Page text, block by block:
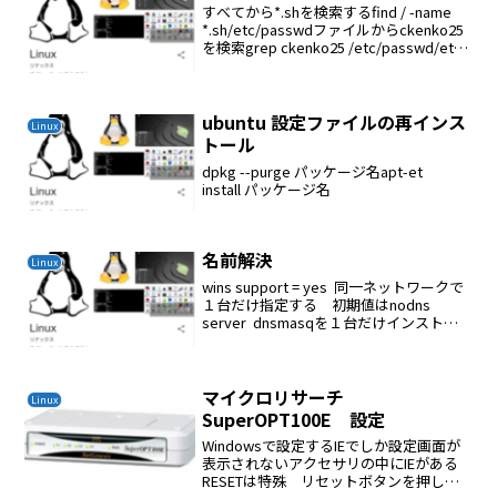
すべてから*.shを検索するfind / -name
*.sh/etc/passwdファイルからckenko25
を検索grep ckenko25 /etc/passwd/etc
Linux
ubuntu 設定ファイルの再インス
トール
dpkg --purge パッケージ名apt-et
install パッケージ名
Linux 名前解決
wins support = yes 同一ネットワークで
１台だけ指定する 初期値はnodns
server dnsmasqを１台だけインストー
Linux
マイクロリサーチ
SuperOPT100E 設定
Windowsで設定するIEでしか設定画面が
表示されないアクセサリの中にIEがある
RESETは特殊 リセットボタンを押して